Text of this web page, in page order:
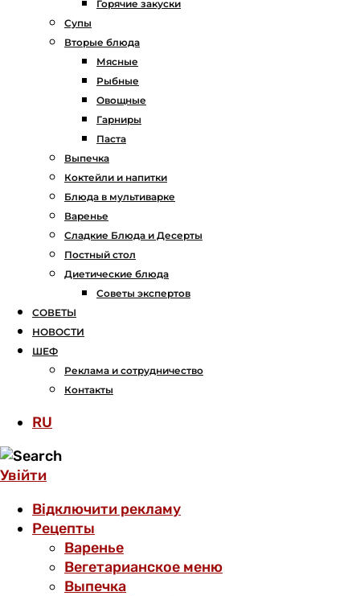
Горячие закуски
Супы
Вторые блюда
Мясные
Рыбные
Овощные
Гарниры
Паста
Выпечка
Коктейли и напитки
Блюда в мультиварке
Варенье
Сладкие Блюда и Десерты
Постный стол
Диетические блюда
Советы экспертов
СОВЕТЫ
НОВОСТИ
ШЕФ
Реклама и сотрудничество
Контакты
RU
Увійти
Відключити рекламу
Рецепты
Варенье
Вегетарианское меню
Выпечка